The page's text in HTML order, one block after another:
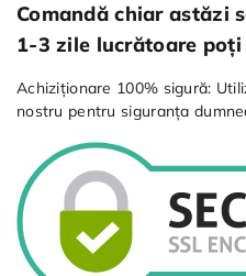
Comandă chiar astăzi
1-3 zile lucrătoare
Achiziționare 100% sigură:
nostru pentru siguranța